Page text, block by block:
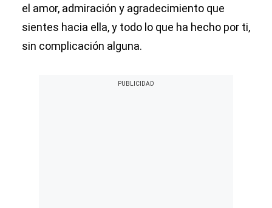
el amor, admiración y agradecimiento que
sientes hacia ella, y todo lo que ha hecho por ti,
sin complicación alguna.